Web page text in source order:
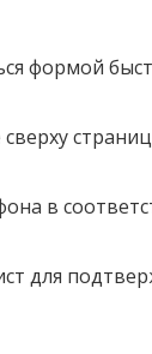
формой
в
для